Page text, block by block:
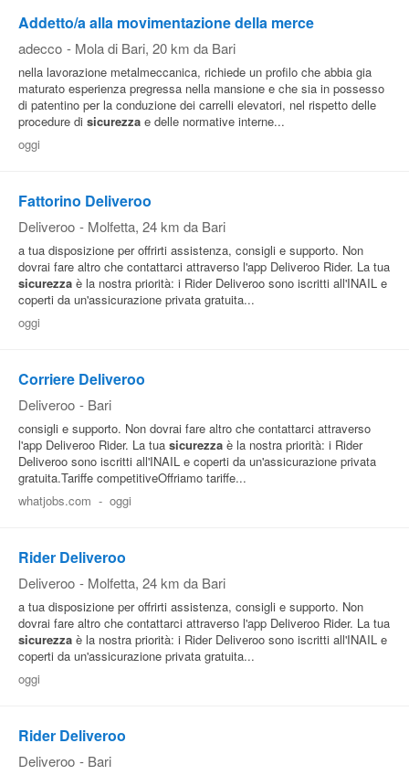
Addetto/a alla movimentazione della merce
adecco - Mola di Bari, 20 km da Bari
nella lavorazione metalmeccanica, richiede un profilo che abbia gia
maturato esperienza pregressa nella mansione e che sia in possesso
di patentino per la conduzione dei carrelli elevatori, nel rispetto delle
procedure di sicurezza e delle normative interne...
oggi
Fattorino Deliveroo
Deliveroo - Molfetta, 24 km da Bari
a tua disposizione per offrirti assistenza, consigli e supporto. Non
dovrai fare altro che contattarci attraverso l'app Deliveroo Rider. La tua
sicurezza è la nostra priorità: i Rider Deliveroo sono iscritti all'INAIL e
coperti da un'assicurazione privata gratuita...
oggi
Corriere Deliveroo
Deliveroo - Bari
consigli e supporto. Non dovrai fare altro che contattarci attraverso
l'app Deliveroo Rider. La tua sicurezza è la nostra priorità: i Rider
Deliveroo sono iscritti all'INAIL e coperti da un'assicurazione privata
gratuita.Tariffe competitiveOffriamo tariffe...
whatjobs.com - oggi
Rider Deliveroo
Deliveroo - Molfetta, 24 km da Bari
a tua disposizione per offrirti assistenza, consigli e supporto. Non
dovrai fare altro che contattarci attraverso l'app Deliveroo Rider. La tua
sicurezza è la nostra priorità: i Rider Deliveroo sono iscritti all'INAIL e
coperti da un'assicurazione privata gratuita...
oggi
Rider Deliveroo
Deliveroo - Bari